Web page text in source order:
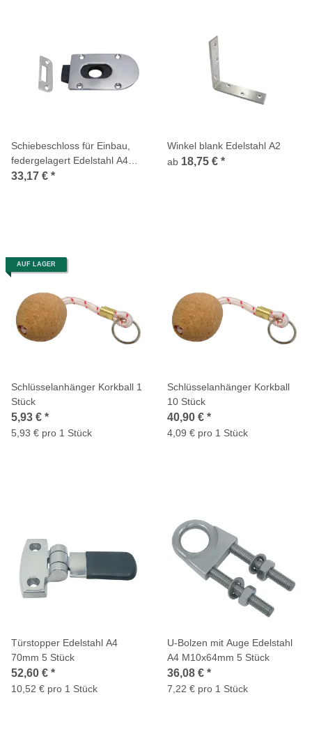
Schiebeschloss für Einbau,
federgelagert Edelstahl A4
91x56mm 1 Stück
33,17 € *
Winkel blank Edelstahl A2
ab 18,75 € *
AUF LAGER
Schlüsselanhänger Korkball 1
Stück
5,93 € *
5,93 € pro 1 Stück
Schlüsselanhänger Korkball
10 Stück
40,90 € *
4,09 € pro 1 Stück
Türstopper Edelstahl A4
70mm 5 Stück
52,60 € *
10,52 € pro 1 Stück
U-Bolzen mit Auge Edelstahl
A4 M10x64mm 5 Stück
36,08 € *
7,22 € pro 1 Stück